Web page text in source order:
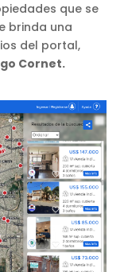
que se
brinda una
del portal,
Cornet.